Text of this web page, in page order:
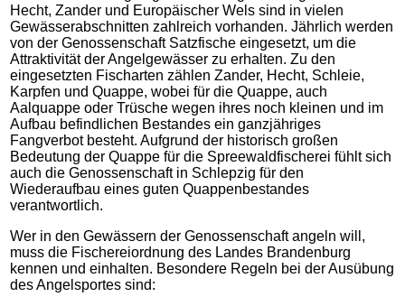
Hecht, Zander und Europäischer Wels sind in vielen
Gewässerabschnitten zahlreich vorhanden. Jährlich werden
von der Genossenschaft Satzfische eingesetzt, um die
Attraktivität der Angelgewässer zu erhalten. Zu den
eingesetzten Fischarten zählen Zander, Hecht, Schleie,
Karpfen und Quappe, wobei für die Quappe, auch
Aalquappe oder Trüsche wegen ihres noch kleinen und im
Aufbau befindlichen Bestandes ein ganzjähriges
Fangverbot besteht. Aufgrund der historisch großen
Bedeutung der Quappe für die Spreewaldfischerei fühlt sich
auch die Genossenschaft in Schlepzig für den
Wiederaufbau eines guten Quappenbestandes
verantwortlich.
Wer in den Gewässern der Genossenschaft angeln will,
muss die Fischereiordnung des Landes Brandenburg
kennen und einhalten. Besondere Regeln bei der Ausübung
des Angelsportes sind: